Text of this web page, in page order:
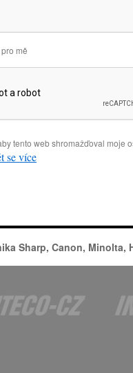
mě
tento web shromažďoval moje
se více
Sharp, Canon, Minolta,